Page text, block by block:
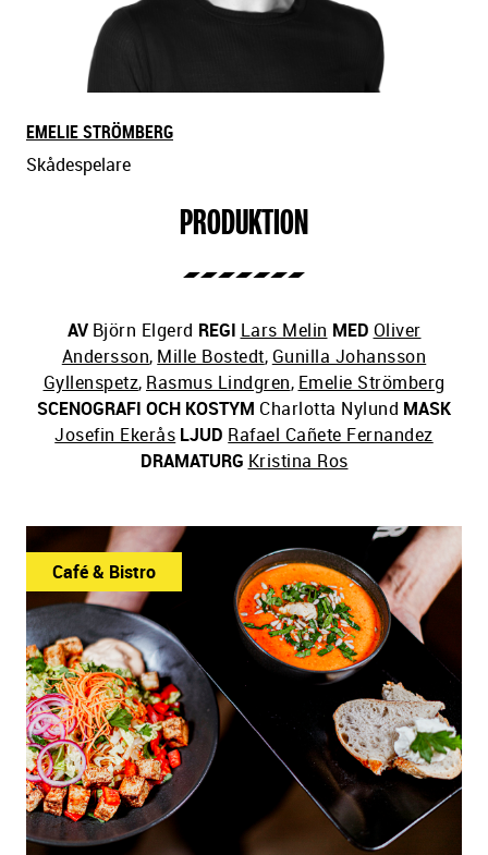
EMELIE STRÖMBERG
Skådespelare
PRODUKTION
AV Björn Elgerd REGI Lars Melin MED Oliver
Andersson, Mille Bostedt, Gunilla Johansson
Gyllenspetz, Rasmus Lindgren, Emelie Strömberg
SCENOGRAFI OCH KOSTYM Charlotta Nylund MASK
Josefin Ekerås LJUD Rafael Cañete Fernandez
DRAMATURG Kristina Ros
Café & Bistro